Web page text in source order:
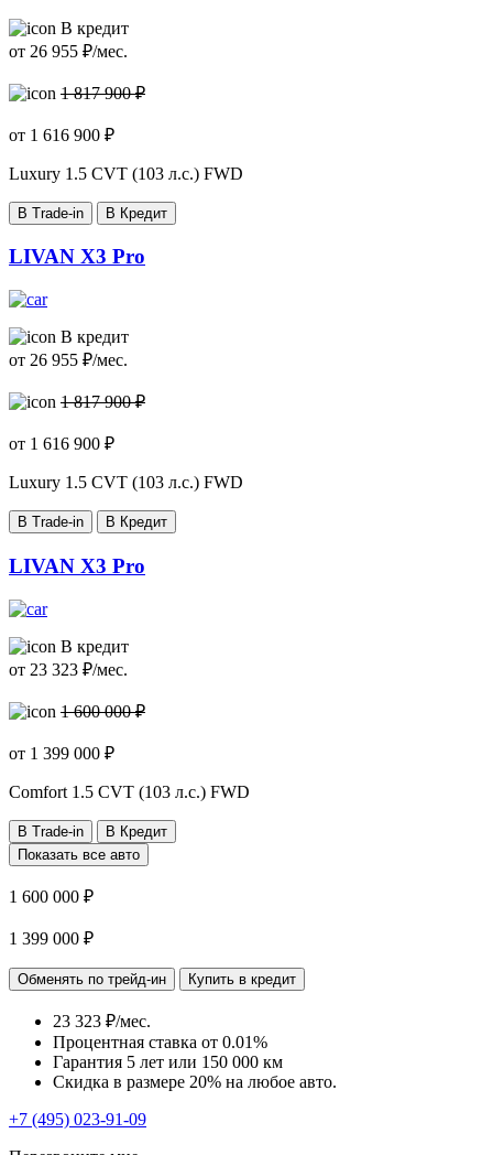
В кредит
от 26 955 ₽/мес.
1 817 900 ₽
от 1 616 900 ₽
Luxury 1.5 CVT (103 л.с.) FWD
В Trade-in В Кредит
LIVAN X3 Pro
В кредит
от 26 955 ₽/мес.
1 817 900 ₽
от 1 616 900 ₽
Luxury 1.5 CVT (103 л.с.) FWD
В Trade-in В Кредит
LIVAN X3 Pro
В кредит
от 23 323 ₽/мес.
1 600 000 ₽
от 1 399 000 ₽
Comfort 1.5 CVT (103 л.с.) FWD
В Trade-in
В Кредит
Показать все авто
1 600 000 ₽
1 399 000 ₽
Обменять по трейд-ин Купить в кредит
23 323 ₽/мес.
Процентная ставка от 0.01%
Гарантия 5 лет или 150 000 км
Скидка в размере 20% на любое авто.
+7 (495) 023-91-09